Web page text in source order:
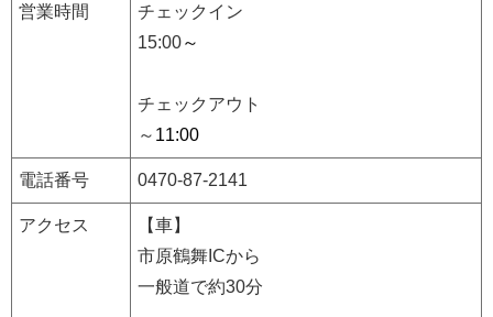
営業時間
チェックイン
15:00～
チェックアウト
～ 11:00
電話番号 0470-87-2141
アクセス
【車】
市原鶴舞ICから
一般道で約30分